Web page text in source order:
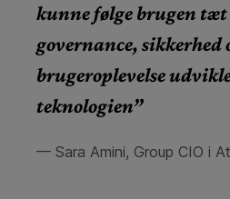
kunne følge brugen tæt
governance, sikkerhed
brugeroplevelse
teknologien”
— Sara Amini, Group CIO i